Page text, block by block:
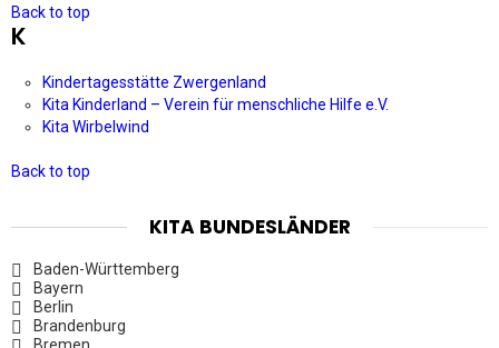
Back to top
K
Kindertagesstätte Zwergenland
Kita Kinderland – Verein für menschliche Hilfe e.V.
Kita Wirbelwind
Back to top
KITA BUNDESLÄNDER
Baden-Württemberg
Bayern
Berlin
Brandenburg